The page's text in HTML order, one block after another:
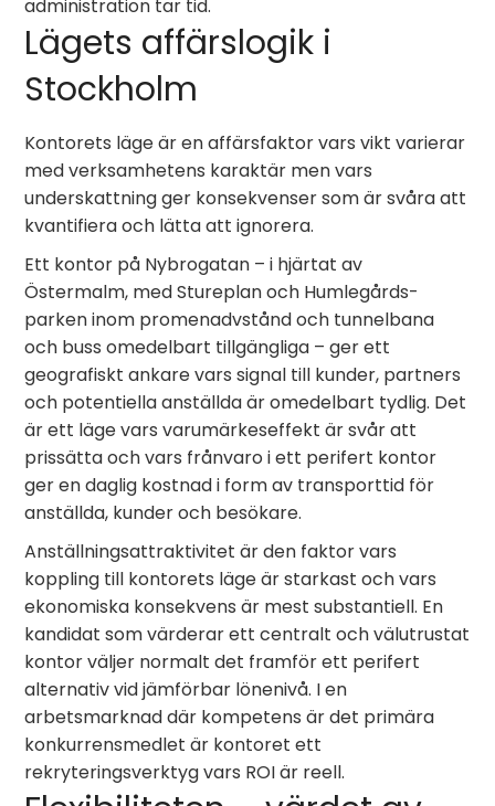
administration tar tid.
Lägets affärslogik i
Stockholm
Kontorets läge är en affärsfaktor vars vikt varierar
med verksamhetens karaktär men vars
underskattning ger konsekvenser som är svåra att
kvantifiera och lätta att ignorera.
Ett kontor på Nybrogatan – i hjärtat av
Östermalm, med Stureplan och Humlegårds­
parken inom promenadvstånd och tunnelbana
och buss omedelbart tillgängliga – ger ett
geografiskt ankare vars signal till kunder, partners
och potentiella anställda är omedelbart tydlig. Det
är ett läge vars varumärkeseffekt är svår att
prissätta och vars frånvaro i ett perifert kontor
ger en daglig kostnad i form av transporttid för
anställda, kunder och besökare.
Anställningsattraktivitet är den faktor vars
koppling till kontorets läge är starkast och vars
ekonomiska konsekvens är mest substantiell. En
kandidat som värderar ett centralt och välutrustat
kontor väljer normalt det framför ett perifert
alternativ vid jämförbar lönenivå. I en
arbetsmarknad där kompetens är det primära
konkurrensmedlet är kontoret ett
rekryteringsverktyg vars ROI är reell.